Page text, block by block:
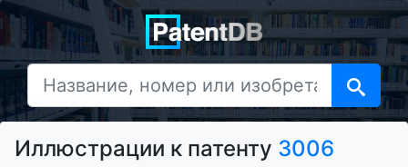
Иллюстрации к патенту 3006